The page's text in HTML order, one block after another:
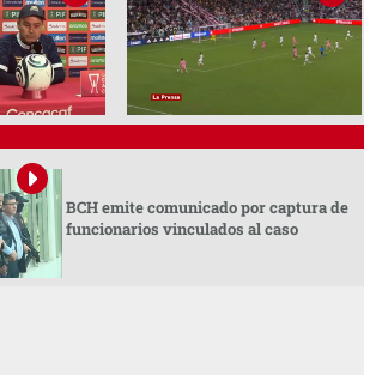
BCH emite comunicado por captura de
funcionarios vinculados al caso